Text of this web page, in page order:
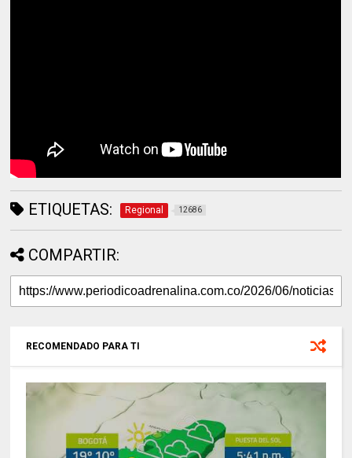
ETIQUETAS: Regional 12686
COMPARTIR:
RECOMENDADO PARA TI